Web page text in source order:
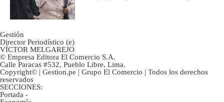
Gestión
Director Periodístico (e)
VÍCTOR MELGAREJO
© Empresa Editora El Comercio S.A.
Calle Paracas #532, Pueblo Libre, Lima.
Copyright© | Gestion.pe | Grupo El Comercio | Todos los derechos
reservados
SECCIONES:
Portada -